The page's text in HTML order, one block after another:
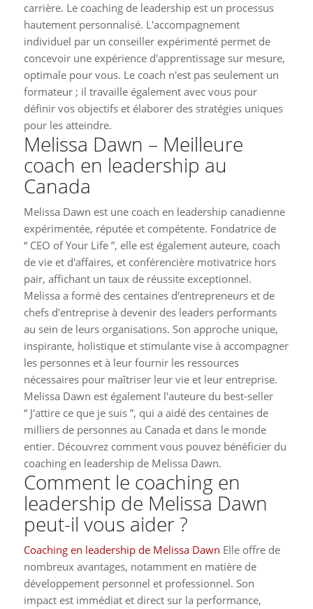
carrière. Le coaching de leadership est un processus
hautement personnalisé. L'accompagnement
individuel par un conseiller expérimenté permet de
concevoir une expérience d'apprentissage sur mesure,
optimale pour vous. Le coach n'est pas seulement un
formateur ; il travaille également avec vous pour
définir vos objectifs et élaborer des stratégies uniques
pour les atteindre.
Melissa Dawn – Meilleure
coach en leadership au
Canada
Melissa Dawn est une coach en leadership canadienne
expérimentée, réputée et compétente. Fondatrice de
“ CEO of Your Life ”, elle est également auteure, coach
de vie et d'affaires, et conférencière motivatrice hors
pair, affichant un taux de réussite exceptionnel.
Melissa a formé des centaines d'entrepreneurs et de
chefs d'entreprise à devenir des leaders performants
au sein de leurs organisations. Son approche unique,
inspirante, holistique et stimulante vise à accompagner
les personnes et à leur fournir les ressources
nécessaires pour maîtriser leur vie et leur entreprise.
Melissa Dawn est également l'auteure du best-seller
“ J'attire ce que je suis ”, qui a aidé des centaines de
milliers de personnes au Canada et dans le monde
entier. Découvrez comment vous pouvez bénéficier du
coaching en leadership de Melissa Dawn.
Comment le coaching en
leadership de Melissa Dawn
peut-il vous aider ?
Coaching en leadership de Melissa Dawn Elle offre de
nombreux avantages, notamment en matière de
développement personnel et professionnel. Son
impact est immédiat et direct sur la performance,